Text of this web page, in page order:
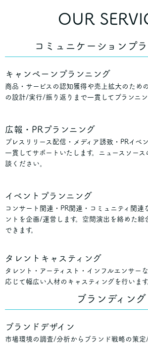
OUR
コミュニケーションプ
キャンペーンプランニング
商品・サービスの認知獲得や売上拡大のため
の設計/実行/振り返りまで一貫してプランニン
広報・PRプランニング
プレスリリース配信・メディア誘致・PRイベ
一貫してサポートいたします。ニュースソー
談ください。
イベントプランニング
コンサート関連・PR関連・コミュニティ関連
ントを企画/運営します。空間演出を絡めた総
できます。
タレントキャスティング
タレント・アーティスト・インフルエンサー
応じて幅広い人材のキャスティングを行います
ブランディング
ブランドデザイン
市場環境の調査/分析からブランド戦略の策定